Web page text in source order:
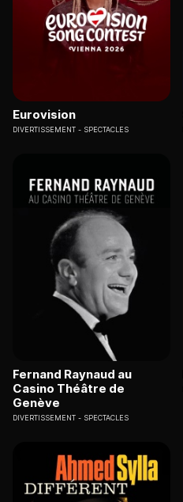
Eurovision
DIVERTISSEMENT SPECTACLES
Fernand Raynaud au
Casino Théâtre de
Genève
DIVERTISSEMENT SPECTACLES